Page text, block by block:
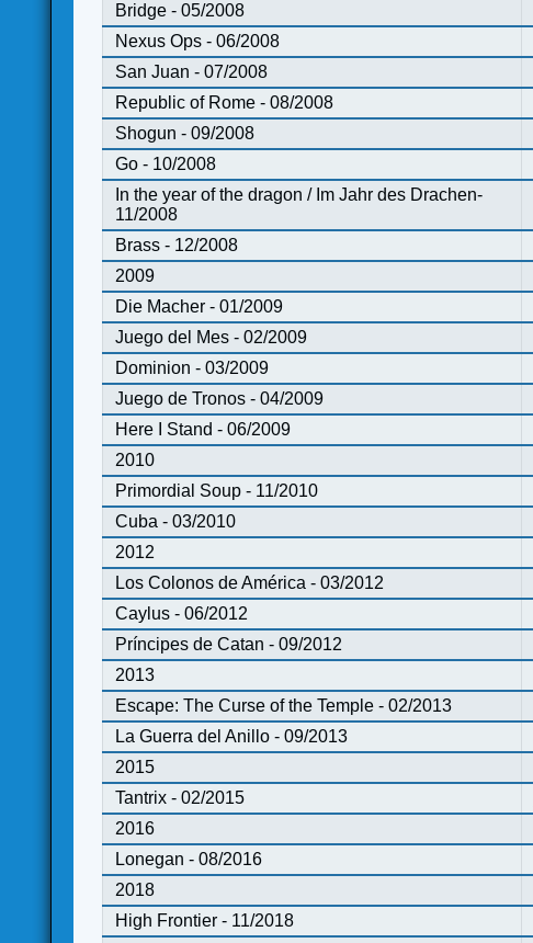
Bridge - 05/2008
Nexus Ops - 06/2008
San Juan - 07/2008
Republic of Rome - 08/2008
Shogun - 09/2008
Go - 10/2008
In the year of the dragon / Im Jahr des Drachen-
11/2008
Brass - 12/2008
2009
Die Macher - 01/2009
Juego del Mes - 02/2009
Dominion - 03/2009
Juego de Tronos - 04/2009
Here I Stand - 06/2009
2010
Primordial Soup - 11/2010
Cuba - 03/2010
2012
Los Colonos de América - 03/2012
Caylus - 06/2012
Príncipes de Catan - 09/2012
2013
Escape: The Curse of the Temple - 02/2013
La Guerra del Anillo - 09/2013
2015
Tantrix - 02/2015
2016
Lonegan - 08/2016
2018
High Frontier - 11/2018